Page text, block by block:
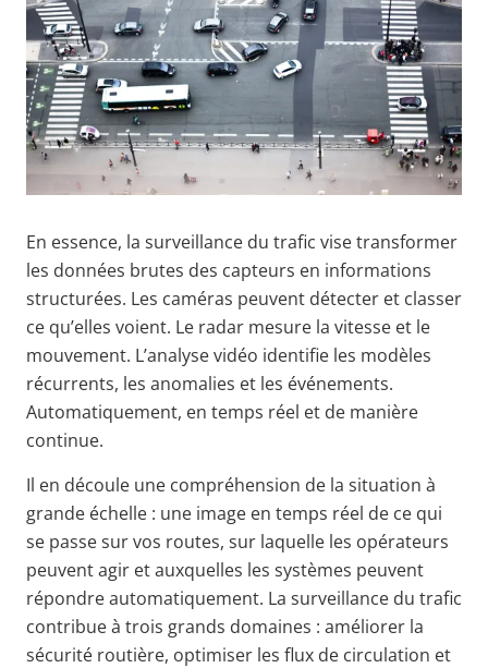
En essence, la surveillance du trafic vise transformer
les données brutes des capteurs en informations
structurées. Les caméras peuvent détecter et classer
ce qu’elles voient. Le radar mesure la vitesse et le
mouvement. L’analyse vidéo identifie les modèles
récurrents, les anomalies et les événements.
Automatiquement, en temps réel et de manière
continue.
Il en découle une compréhension de la situation à
grande échelle : une image en temps réel de ce qui
se passe sur vos routes, sur laquelle les opérateurs
peuvent agir et auxquelles les systèmes peuvent
répondre automatiquement. La surveillance du trafic
contribue à trois grands domaines : améliorer la
sécurité routière, optimiser les flux de circulation et